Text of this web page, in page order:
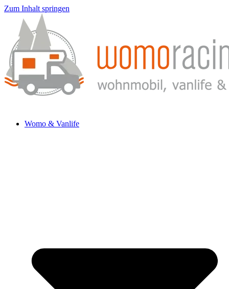
Zum Inhalt springen
Womo & Vanlife